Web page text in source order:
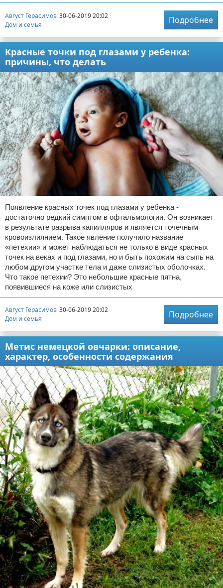
Август Герасимов 30-06-2019 20:02
Дом и семья
Подробнее
Красные точки под глазами у ребенка:
причины, что делать
Появление красных точек под глазами у ребенка -
достаточно редкий симптом в офтальмологии. Он возникает
в результате разрыва капилляров и является точечным
кровоизлиянием. Такое явление получило название
«петехии» и может наблюдаться не только в виде красных
точек на веках и под глазами, но и быть похожим на сыпь на
любом другом участке тела и даже слизистых оболочках.
Что такое петехии? Это небольшие красные пятна,
появившиеся на коже или слизистых
Август Герасимов 30-06-2019 20:02
Дом и семья
Подробнее
Метис немецкой овчарки: описание,
характер, особенности содержания